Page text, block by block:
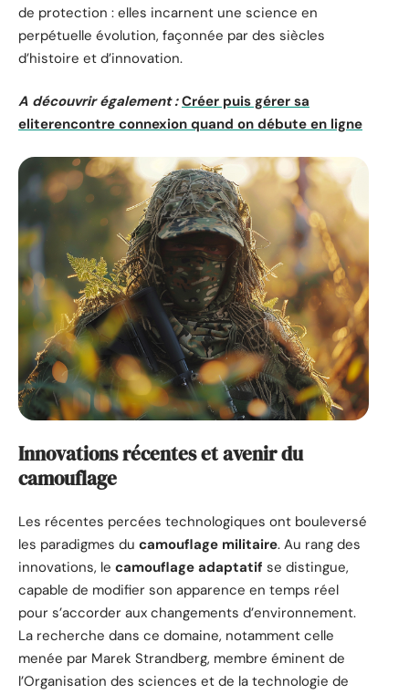
de protection : elles incarnent une science en
perpétuelle évolution, façonnée par des siècles
d’histoire et d’innovation.
A découvrir également : Créer puis gérer sa
eliterencontre connexion quand on débute en ligne
Innovations récentes et avenir du
camouflage
Les récentes percées technologiques ont bouleversé
les paradigmes du camouflage militaire. Au rang des
innovations, le camouflage adaptatif se distingue,
capable de modifier son apparence en temps réel
pour s’accorder aux changements d’environnement.
La recherche dans ce domaine, notamment celle
menée par Marek Strandberg, membre éminent de
l’Organisation des sciences et de la technologie de